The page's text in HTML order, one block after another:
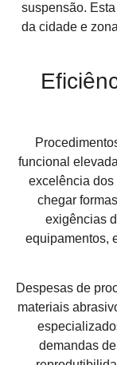
suspensão.
da cidade e
funcional
excelência dos
chegar
exigências
equipamentos,
Despesas de
materiais
demandas